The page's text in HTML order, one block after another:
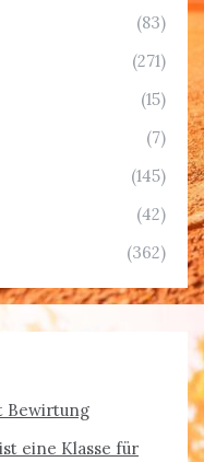
(83)
(271)
(15)
(7)
(145)
(42)
(362)
Bewirtung
eine Klasse für